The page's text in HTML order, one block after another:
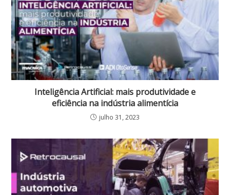
Inteligência Artificial: mais produtividade e
eficiência na indústria alimentícia
julho 31, 2023